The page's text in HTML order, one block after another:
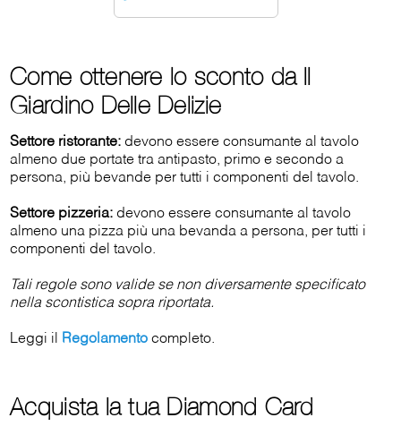
Come ottenere lo sconto da Il
Giardino Delle Delizie
Settore ristorante: devono essere consumante al tavolo
almeno due portate tra antipasto, primo e secondo a
persona, più bevande per tutti i componenti del tavolo.
Settore pizzeria: devono essere consumante al tavolo
almeno una pizza più una bevanda a persona, per tutti i
componenti del tavolo.
Tali regole sono valide se non diversamente specificato
nella scontistica sopra riportata.
Leggi il Regolamento completo.
Acquista la tua Diamond Card